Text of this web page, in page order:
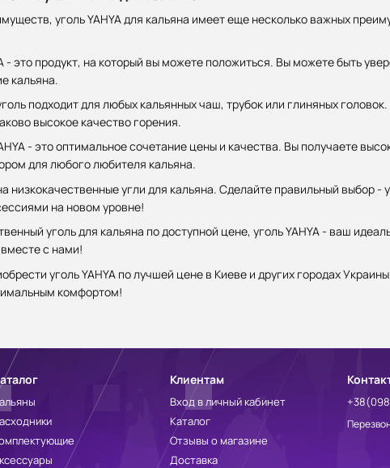
уголь YAHYA для кальяна имеет еще несколько важных
- это продукт, на который вы можете положиться. Вы можете быть
кальяна.
подходит для любых кальянных чаш, трубок или глиняных
высокое качество горения.
- это оптимальное сочетание цены и качества. Вы получаете
для любого любителя кальяна.
низкокачественные угли для кальяна. Сделайте правильный выбор -
на новом уровне!
уголь для кальяна по доступной цене, уголь YAHYA - ваш
с нами!
уголь YAHYA по лучшей цене в Киеве и других городах
комфортом!
Клиентам
Вход в личный кабинет
Каталог
Отзывы о магазине
Доставка